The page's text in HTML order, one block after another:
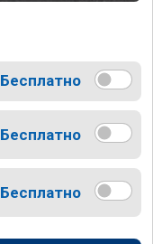
Бесплатно
Бесплатно
Бесплатно